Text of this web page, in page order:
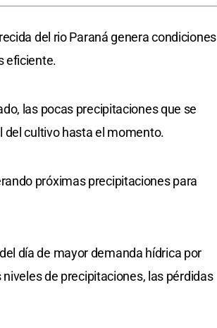
del rio Paraná genera condiciones
eficiente.
las pocas precipitaciones que se
del cultivo hasta el momento.
próximas precipitaciones para
día de mayor demanda hídrica por
de precipitaciones, las pérdidas